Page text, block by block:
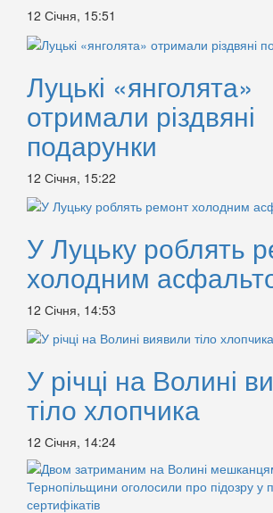
12 Січня, 15:51
Луцькі «янголята»
отримали різдвяні
подарунки
12 Січня, 15:22
У Луцьку роблять
холодним
12 Січня, 14:53
У річці на Волині
тіло хлопчика
12 Січня, 14:24